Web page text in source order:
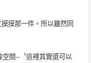
摸那一件。所以雖然同
空間--
〝這裡其實還可以